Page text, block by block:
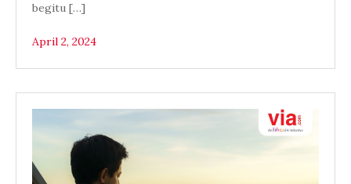
begitu […]
April 2, 2024